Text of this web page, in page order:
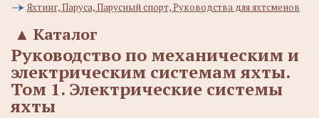
Яхтинг, Паруса, Парусный спорт, Руководства для яхтсменов
Каталог
▲
Руководство по механическим и
электрическим системам яхты.
Том 1. Электрические системы
яхты